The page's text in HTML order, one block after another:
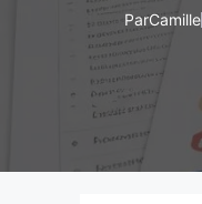
ParCamille